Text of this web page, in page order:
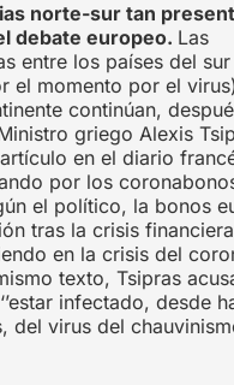
norte-sur tan
debate europeo. Las
entre los países del
el momento por el
continúan,
griego Alexis
en el diario
por los
el político, la bonos
tras la crisis
en la crisis del
texto, Tsipras
infectado, desde
del virus del